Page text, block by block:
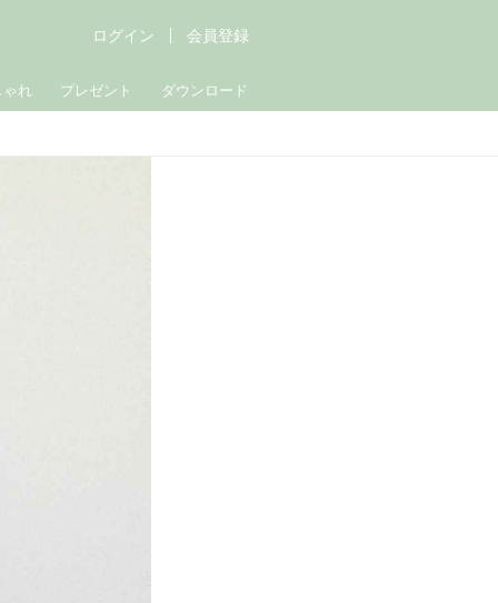
ゃれ プレゼント ダウンロード
ログイン 会員登録